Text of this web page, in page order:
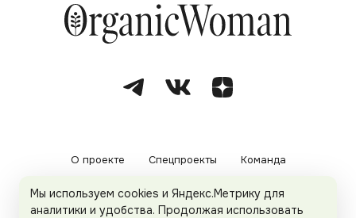
О проекте Спецпроекты Команда
Рекламодателям Политика конфиденциальности
Мы используем cookies и Яндекс.Метрику для
аналитики и удобства. Продолжая использовать